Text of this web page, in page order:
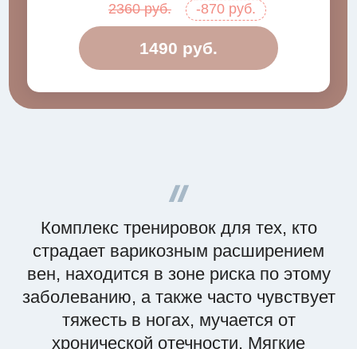
1490 руб.
2360 руб. -870 руб.
Комплекс тренировок для тех, кто
страдает варикозным расширением
вен, находится в зоне риска по этому
заболеванию, а также часто чувствует
тяжесть в ногах, мучается от
хронической отечности. Мягкие